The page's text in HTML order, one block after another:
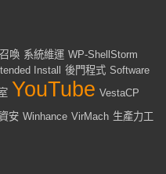
喚 系統維運 WP-ShellStorm
Install 後門程式 Software
YouTube VestaCP
安 Winhance VirMach 生產力工